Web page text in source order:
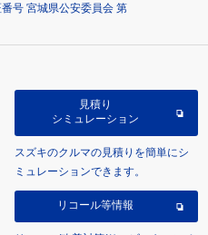
号 宮城県公安委員会 第
見積り
シミュレーション
スズキのクルマの見積りを簡単にシ
ミュレーションできます。
リコール等情報